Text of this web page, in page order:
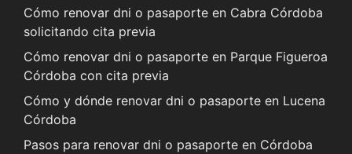
Cómo renovar dni o pasaporte en Cabra Córdoba
solicitando cita previa
Cómo renovar dni o pasaporte en Parque Figueroa
Córdoba con cita previa
Cómo y dónde renovar dni o pasaporte en Lucena
Córdoba
Pasos para renovar dni o pasaporte en Córdoba